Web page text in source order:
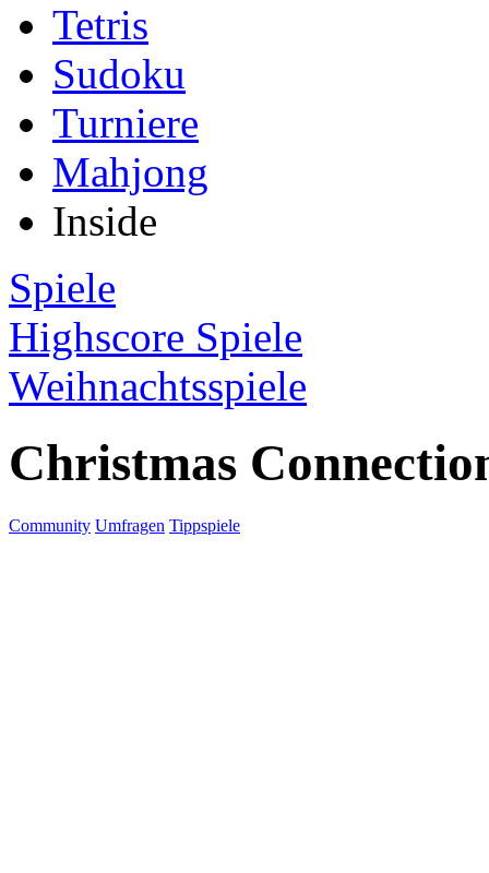
Tetris
Sudoku
Turniere
Mahjong
Inside
Spiele
Highscore Spiele
Weihnachtsspiele
Christmas
Community Umfragen Tippspiele